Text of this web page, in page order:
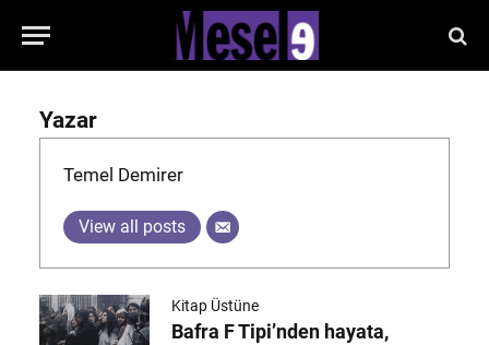
Yazar
Temel Demirer
View all posts
Kitap Üstüne
Bafra F Tipi’nden hayata,